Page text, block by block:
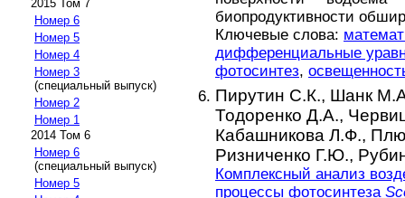
2015 Том 7
Номер 6
Номер 5
Номер 4
Номер 3
(специальный выпуск)
Номер 2
Номер 1
2014 Том 6
Номер 6
(специальный выпуск)
Номер 5
биопродуктивности
Ключевые слова:
дифференциальные
фотосинтез,
Пирутин С.К., Шанк
Тодоренко Д.А.,
Кабашникова Л.Ф.,
Ризниченко Г.Ю.,
Комплексный анализ
процессы фотосинтеза